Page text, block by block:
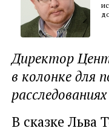
Директор
в колонке для
В сказке Льва